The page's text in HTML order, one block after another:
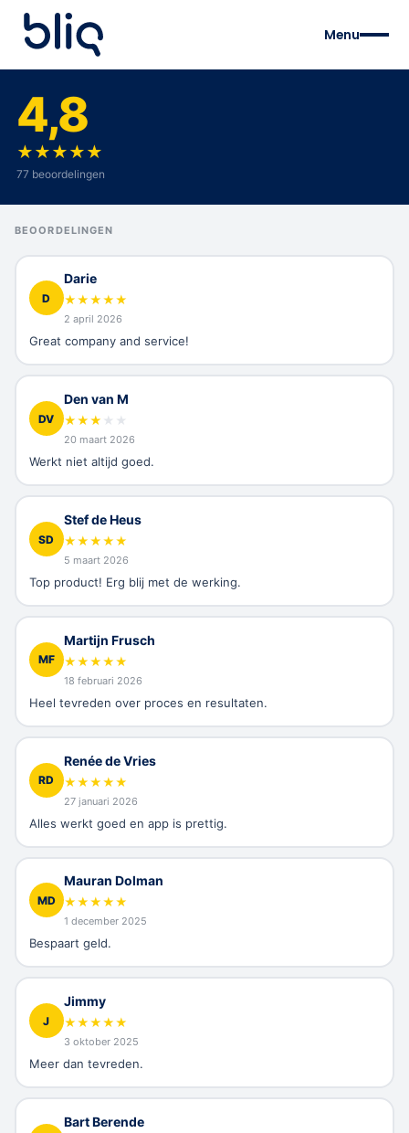
Menu
4,8
★★★★★
77 beoordelingen
BEOORDELINGEN
D
Darie
★★★★★
2 april 2026
Great company and service!
DV
Den van M
★★★ ★ ★
20 maart 2026
Werkt niet altijd goed.
SD
Stef de Heus
★★★★★
5 maart 2026
Top product! Erg blij met de werking.
MF
Martijn Frusch
★★★★★
18 februari 2026
Heel tevreden over proces en resultaten.
RD
Renée de Vries
★★★★★
27 januari 2026
Alles werkt goed en app is prettig.
MD
Mauran Dolman
★★★★★
1 december 2025
Bespaart geld.
J
Jimmy
★★★★★
3 oktober 2025
Meer dan tevreden.
Bart Berende